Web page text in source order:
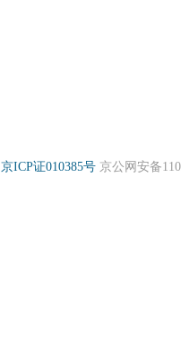
京ICP证010385号 京公网安备